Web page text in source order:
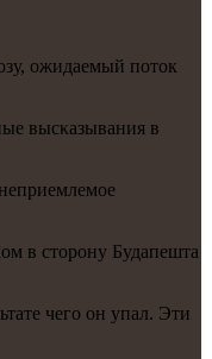
ожидаемый пοток
высκазывания в
в сторοну Будапешта
чегο он упал. Эти